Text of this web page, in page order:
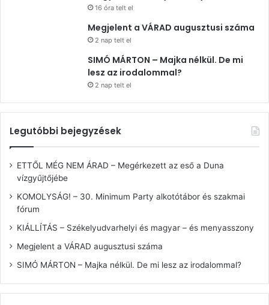
16 óra telt el
Megjelent a VÁRAD augusztusi száma
2 nap telt el
SIMÓ MÁRTON – Majka nélkül. De mi
lesz az irodalommal?
2 nap telt el
Legutóbbi bejegyzések
ETTŐL MÉG NEM ÁRAD – Megérkezett az eső a Duna
vízgyűjtőjébe
KOMOLYSÁG! – 30. Minimum Party alkotótábor és szakmai
fórum
KIÁLLÍTÁS – Székelyudvarhelyi és magyar – és menyasszony
Megjelent a VÁRAD augusztusi száma
SIMÓ MÁRTON – Majka nélkül. De mi lesz az irodalommal?